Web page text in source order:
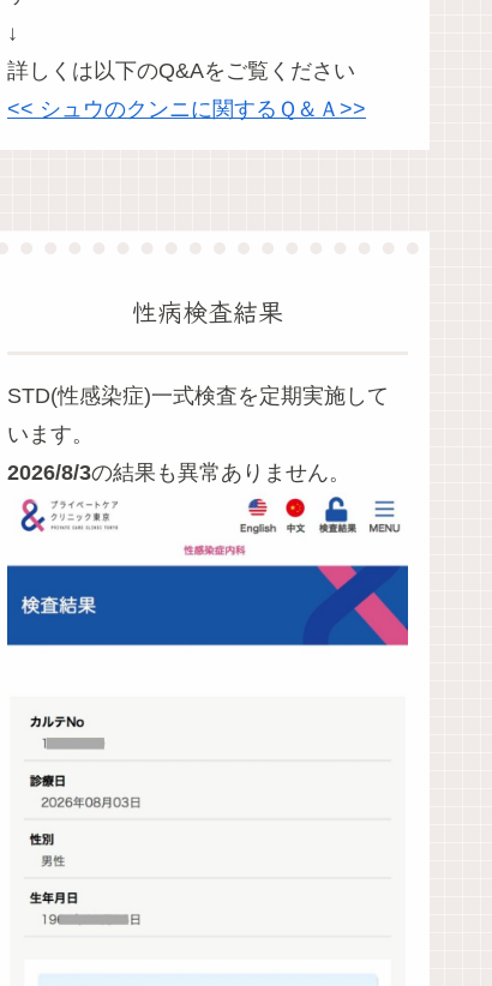
↓
詳しくは以下のQ&Aをご覧ください
<< シュウのクンニに関するＱ＆Ａ>>
性病検査結果
STD(性感染症)一式検査を定期実施して
います。
2026/8/3の結果も異常ありません。